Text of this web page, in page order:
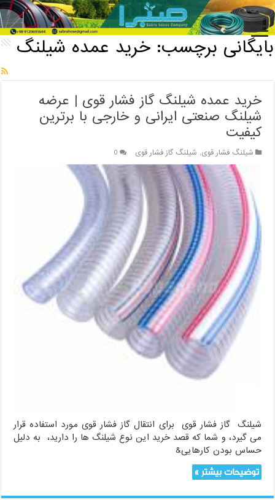
خانه / بایگانی برچسب: خرید عمده شیلنگ
بایگانی برچسب:خرید عمده شیلنگ
خرید عمده شیلنگ گاز فشار قوی | عرضه
شیلنگ صنعتی ایرانی و خارجی با برترین
کیفیت
شیلنگ فشار قوی, شیلنگ گاز فشار قوی 0
شیلنگ گاز فشار قوی برای انتقال گاز فشار قوی مورد استفاده قرار
می گیرد، و شما که قصد خرید این نوع شیلنگ ها را دارید، به دلیل
حساس بودن کارهایی&
توضیحات بیشتر »